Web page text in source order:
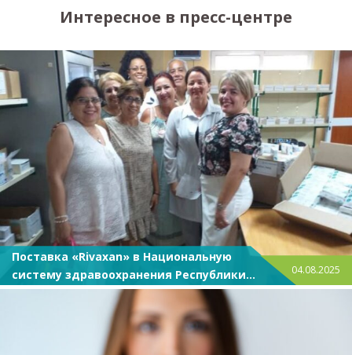
Интересное в пресс-центре
Поставка «Rivaxan» в Национальную
систему здравоохранения Республики
Куба
04.08.2025